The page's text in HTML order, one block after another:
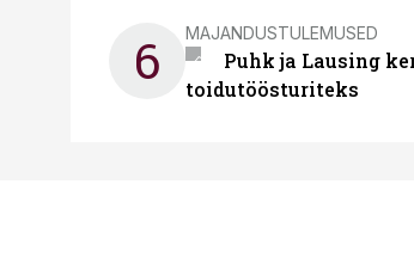
6 MAJANDUSTULEMUSED
Puhk ja Lausing
toidutöösturiteks